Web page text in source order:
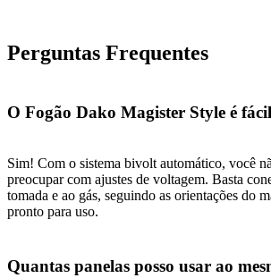
Perguntas Frequentes
O Fogão Dako Magister Style é
Sim! Com o sistema bivolt automático, você
preocupar com ajustes de voltagem. Basta
tomada e ao gás, seguindo as orientações do
pronto para uso.
Quantas panelas posso usar ao